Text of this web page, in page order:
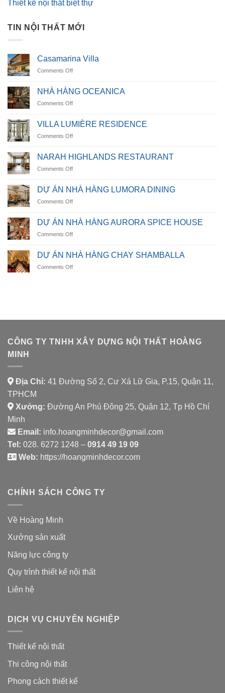
Thiết kế nội thất biệt thự
TIN NỘI THẤT MỚI
Casamarina Villa
Comments Offon
Villa
NHÀ HÀNG OCEANICA
Comments Offon
HÀNG
OCEANICA
VILLA LUMIÈRE RESIDENCE
Comments Offon
LUMIÈRE
RESIDENCE
NARAH HIGHLANDS RESTAURANT
Comments Offon
HIGHLANDS
RESTAURANT
DỰ ÁN NHÀ HÀNG LUMORA DINING
Comments Offon
ÁN
NHÀ
HÀNG
DINING
DỰ ÁN NHÀ HÀNG AURORA SPICE HOUSE
Comments Offon
ÁN
NHÀ
HÀNG
DỰ ÁN NHÀ HÀNG CHAY SHAMBALLA
Comments Offon
CÔNG TY TNHH XÂY DỰNG NỘI THẤT HOÀNG
MINH
Địa Chỉ: 41 Đường Số 2, Cư Xá Lữ Gia, P.15, Quận 11,
TPHCM
Xưởng: Đường An Phú Đông 25, Quận 12, Tp Hồ Chí
Minh
Email: info.hoangminhdecor@gmail.com
Tel: 028. 6272 1248 – 0914 49 19 09
Web: https://hoangminhdecor.com
CHÍNH SÁCH CÔNG TY
Về Hoàng Minh
Xưởng sản xuất
Năng lực công ty
Quy trình thiết kế nội thất
Liên hệ
DỊCH VỤ CHUYÊN NGHIỆP
Thiết kế nội thất
Thi công nội thất
Phong cách thiết kế